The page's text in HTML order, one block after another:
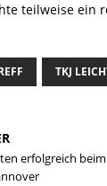
teilweise ein
TKJ
erfolgreich beim